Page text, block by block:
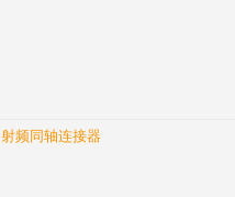
射频同轴连接器